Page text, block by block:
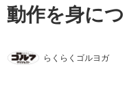
動作を身に
らくらくゴルヨガ